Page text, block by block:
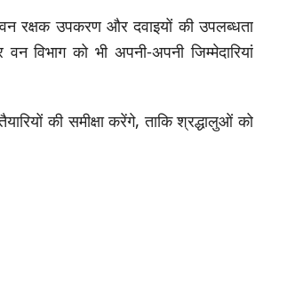
रक्षक उपकरण और दवाइयों की उपलब्धता
विभाग को भी अपनी-अपनी जिम्मेदारियां
की समीक्षा करेंगे, ताकि श्रद्धालुओं को